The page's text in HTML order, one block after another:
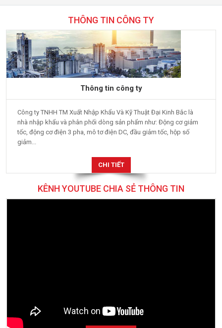
THÔNG TIN CÔNG TY
Thông tin công ty
Công ty TNHH TM Xuất Nhập Khẩu Và Kỹ Thuật Đại Kinh Bắc là
nhà nhập khẩu và phân phối dòng sản phẩm như: Động cơ giảm
tốc, động cơ điện 3 pha, mô tơ điện DC, đầu giảm tốc, hộp số
giảm...
CHI TIẾT
KÊNH YOUTUBE CHIA SẺ THÔNG TIN